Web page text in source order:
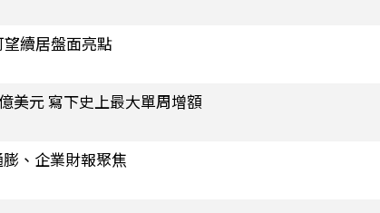
續居盤面亮點
美元 寫下史上最大單周增額
、企業財報聚焦